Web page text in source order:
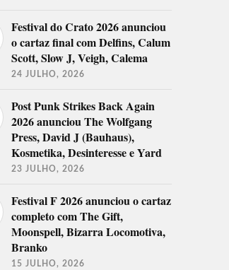
Festival do Crato 2026 anunciou
o cartaz final com Delfins, Calum
Scott, Slow J, Veigh, Calema
24 JULHO, 2026
Post Punk Strikes Back Again
2026 anunciou The Wolfgang
Press, David J (Bauhaus),
Kosmetika, Desinteresse e Yard
23 JULHO, 2026
Festival F 2026 anunciou o cartaz
completo com The Gift,
Moonspell, Bizarra Locomotiva,
Branko
15 JULHO, 2026